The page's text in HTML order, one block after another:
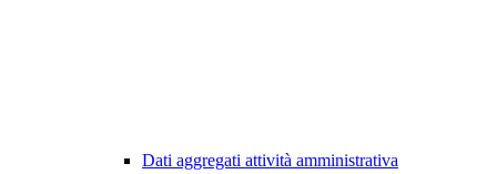
Dati aggregati attività amministrativa